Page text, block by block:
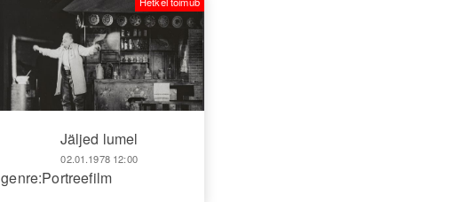
Jäljed lumel
02.01.1978 12:00
genre:Portreefilm